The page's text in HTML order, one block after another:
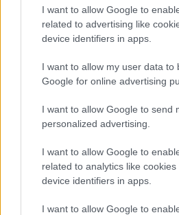
I want to allow Google to
related to advertising like
device identifiers in apps.
I want to allow my user data to
Google for online advertising
I want to allow Google to send
personalized advertising.
I want to allow Google to
related to analytics like
device identifiers in apps.
I want to allow Google to
Auto finisce contro
Arzachena
Incidente a Baia
Olbia, le previsioni
2026
Le ultime offerte di